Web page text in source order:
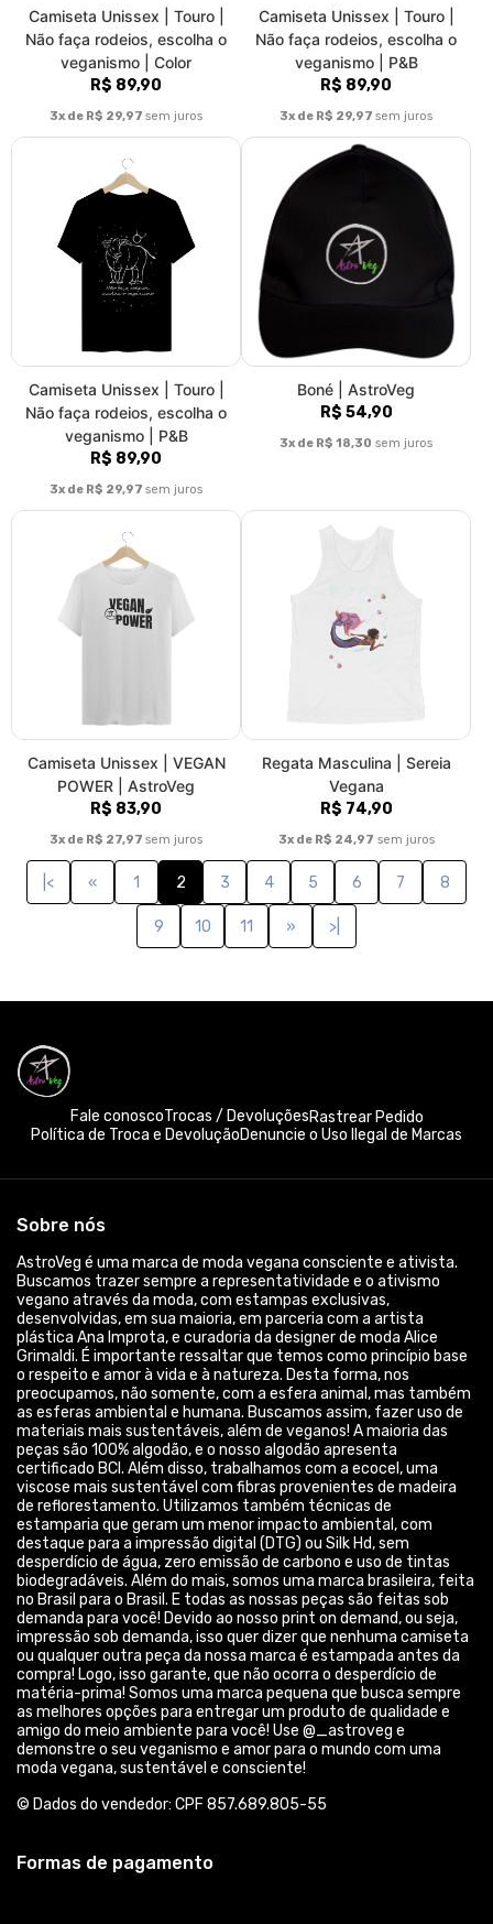
Camiseta Unissex | Touro |
Não faça rodeios, escolha o
veganismo | Color
R$ 89,90
3x de R$ 29,97 sem juros
Camiseta Unissex | Touro |
Não faça rodeios, escolha o
veganismo | P&B
R$ 89,90
3x de R$ 29,97 sem juros
Camiseta Unissex | Touro |
Não faça rodeios, escolha o
veganismo | P&B
R$ 89,90
3x de R$ 29,97 sem juros
Boné | AstroVeg
R$ 54,90
3x de R$ 18,30 sem juros
Camiseta Unissex | VEGAN
POWER | AstroVeg
R$ 83,90
3x de R$ 27,97 sem juros
Regata Masculina | Sereia
Vegana
R$ 74,90
3x de R$ 24,97 sem juros
|< « 1 2 3 4 5 6 7 8
9 10 11 » >|
Fale conoscoTrocas / DevoluçõesRastrear Pedido
Política de Troca e DevoluçãoDenuncie o Uso Ilegal de Marcas
Sobre nós
AstroVeg é uma marca de moda vegana consciente e ativista.
Buscamos trazer sempre a representatividade e o ativismo
vegano através da moda, com estampas exclusivas,
desenvolvidas, em sua maioria, em parceria com a artista
plástica Ana Improta, e curadoria da designer de moda Alice
Grimaldi. É importante ressaltar que temos como princípio base
o respeito e amor à vida e à natureza. Desta forma, nos
preocupamos, não somente, com a esfera animal, mas também
as esferas ambiental e humana. Buscamos assim, fazer uso de
materiais mais sustentáveis, além de veganos! A maioria das
peças são 100% algodão, e o nosso algodão apresenta
certificado BCI. Além disso, trabalhamos com a ecocel, uma
viscose mais sustentável com fibras provenientes de madeira
de reflorestamento. Utilizamos também técnicas de
estamparia que geram um menor impacto ambiental, com
destaque para a impressão digital (DTG) ou Silk Hd, sem
desperdício de água, zero emissão de carbono e uso de tintas
biodegradáveis. Além do mais, somos uma marca brasileira, feita
no Brasil para o Brasil. E todas as nossas peças são feitas sob
demanda para você! Devido ao nosso print on demand, ou seja,
impressão sob demanda, isso quer dizer que nenhuma camiseta
ou qualquer outra peça da nossa marca é estampada antes da
compra! Logo, isso garante, que não ocorra o desperdício de
matéria-prima! Somos uma marca pequena que busca sempre
as melhores opções para entregar um produto de qualidade e
amigo do meio ambiente para você! Use @_astroveg e
demonstre o seu veganismo e amor para o mundo com uma
moda vegana, sustentável e consciente!
© Dados do vendedor: CPF 857.689.805-55
Formas de pagamento